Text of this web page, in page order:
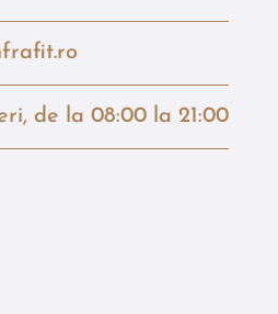
de la 08:00 la 21:00